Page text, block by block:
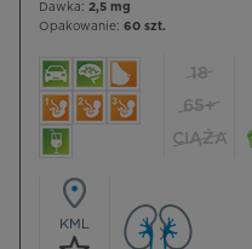
Dawka: 2,5 mg
Opakowanie: 60 szt.
18
65+
CIĄŻA
KML